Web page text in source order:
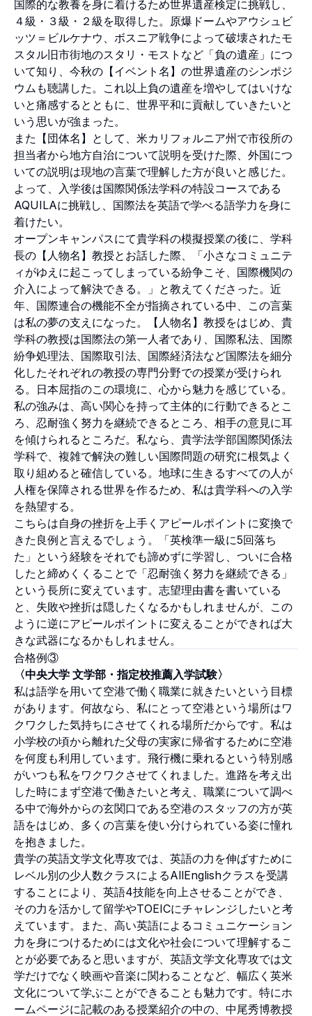
国際的な教養を身に着けるため世界遺産検定に挑戦し、
４級・３級・２級を取得した。原爆ドームやアウシュビ
ッツ＝ビルケナウ、ボスニア戦争によって破壊されたモ
スタル旧市街地のスタリ・モストなど「負の遺産」につ
いて知り、今秋の【イベント名】の世界遺産のシンポジ
ウムも聴講した。これ以上負の遺産を増やしてはいけな
いと痛感するとともに、世界平和に貢献していきたいと
いう思いが強まった。
また【団体名】として、米カリフォルニア州で市役所の
担当者から地方自治について説明を受けた際、外国につ
いての説明は現地の言葉で理解した方が良いと感じた。
よって、入学後は国際関係法学科の特設コースである
AQUILAに挑戦し、国際法を英語で学べる語学力を身に
着けたい。
オープンキャンパスにて貴学科の模擬授業の後に、学科
長の【人物名】教授とお話した際、「小さなコミュニテ
ィがゆえに起こってしまっている紛争こそ、国際機関の
介入によって解決できる。」と教えてくださった。近
年、国際連合の機能不全が指摘されている中、この言葉
は私の夢の支えになった。【人物名】教授をはじめ、貴
学科の教授は国際法の第一人者であり、国際私法、国際
紛争処理法、国際取引法、国際経済法など国際法を細分
化したそれぞれの教授の専門分野での授業が受けられ
る。日本屈指のこの環境に、心から魅力を感じている。
私の強みは、高い関心を持って主体的に行動できるとこ
ろ、忍耐強く努力を継続できるところ、相手の意見に耳
を傾けられるところだ。私なら、貴学法学部国際関係法
学科で、複雑で解決の難しい国際問題の研究に根気よく
取り組めると確信している。地球に生きるすべての人が
人権を保障される世界を作るため、私は貴学科への入学
を熱望する。
こちらは自身の挫折を上手くアピールポイントに変換で
きた良例と言えるでしょう。「英検準一級に5回落ち
た」という経験をそれでも諦めずに学習し、ついに合格
したと締めくくることで「忍耐強く努力を継続できる」
という長所に変えています。志望理由書を書いている
と、失敗や挫折は隠したくなるかもしれませんが、この
ように逆にアピールポイントに変えることができれば大
きな武器になるかもしれません。
合格例③
〈中央大学 文学部・指定校推薦入学試験〉
私は語学を用いて空港で働く職業に就きたいという目標
があります。何故なら、私にとって空港という場所はワ
クワクした気持ちにさせてくれる場所だからです。私は
小学校の頃から離れた父母の実家に帰省するために空港
を何度も利用しています。飛行機に乗れるという特別感
がいつも私をワクワクさせてくれました。進路を考え出
した時にまず空港で働きたいと考え、職業について調べ
る中で海外からの玄関口である空港のスタッフの方が英
語をはじめ、多くの言葉を使い分けられている姿に憧れ
を抱きました。
貴学の英語文学文化専攻では、英語の力を伸ばすために
レベル別の少人数クラスによるAllEnglishクラスを受講
することにより、英語4技能を向上させることができ、
その力を活かして留学やTOEICにチャレンジしたいと考
えています。また、高い英語によるコミュニケーション
力を身につけるためには文化や社会について理解するこ
とが必要であると思いますが、英語文学文化専攻では文
学だけでなく映画や音楽に関わることなど、幅広く英米
文化について学ぶことができることも魅力です。特にホ
ームページに記載のある授業紹介の中の、中尾秀博教授